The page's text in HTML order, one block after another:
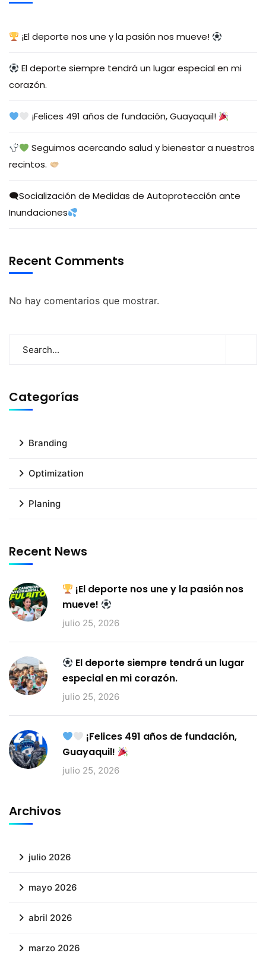
¡El deporte nos une y la pasión nos mueve!
El deporte siempre tendrá un lugar especial en mi
corazón.
¡Felices 491 años de fundación, Guayaquil!
Seguimos acercando salud y bienestar a nuestros
recintos.
🗨Socialización de Medidas de Autoprotección ante
Inundaciones
Recent Comments
No hay comentarios que mostrar.
Categorías
Branding
Optimization
Planing
Recent News
¡El deporte nos une y la pasión nos
mueve!
julio 25, 2026
El deporte siempre tendrá un lugar
especial en mi corazón.
julio 25, 2026
¡Felices 491 años de fundación,
Guayaquil!
julio 25, 2026
Archivos
julio 2026
mayo 2026
abril 2026
marzo 2026